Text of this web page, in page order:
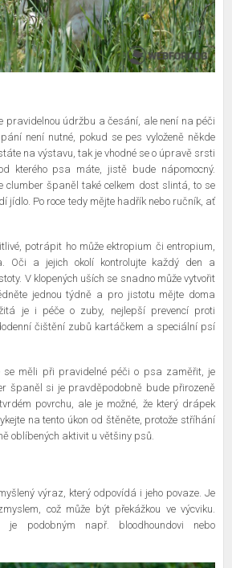
pravidelnou údržbu a česání, ale není na péči
není nutné, pokud se pes vyloženě někde
na výstavu, tak je vhodné se o úpravě srsti
kterého psa máte, jistě bude nápomocný.
clumber španěl také celkem dost slintá, to se
jídlo. Po roce tedy mějte hadřík nebo ručník, ať
potrápit ho může ektropium či entropium,
Oči a jejich okolí kontrolujte každý den a
V klopených uších se snadno může vytvořit
jednou týdně a pro jistotu mějte doma
je i péče o zuby, nejlepší prevencí proti
čištění zubů kartáčkem a speciální psí
se měli při pravidelné péči o psa zaměřit, je
španěl si je pravděpodobně bude přirozeně
povrchu, ale je možné, že který drápek
na tento úkon od štěněte, protože stříhání
oblíbených aktivit u většiny psů.
výraz, který odpovídá i jeho povaze. Je
což může být překážkou ve výcviku.
je podobným např. bloodhoundovi nebo